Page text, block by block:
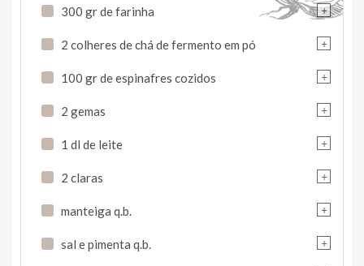
+
300 gr de farinha
+
2 colheres de chá de fermento em pó
+
100 gr de espinafres cozidos
+
2 gemas
+
1 dl de leite
+
2 claras
+
manteiga q.b.
+
sal e pimenta q.b.